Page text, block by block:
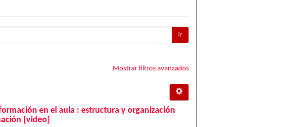
Ir
Mostrar filtros avanzados
en el aula : estructura y organización
[video]